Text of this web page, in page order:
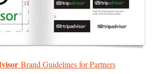
Brand Guidelines for Partners